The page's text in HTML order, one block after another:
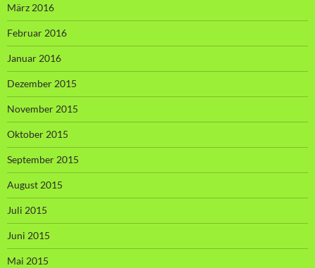
März 2016
Februar 2016
Januar 2016
Dezember 2015
November 2015
Oktober 2015
September 2015
August 2015
Juli 2015
Juni 2015
Mai 2015